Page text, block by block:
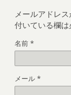
メールアドレス
付いている欄
名前 *
メール *